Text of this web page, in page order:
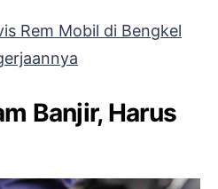
Rem Mobil di Bengkel
Banjir, Harus